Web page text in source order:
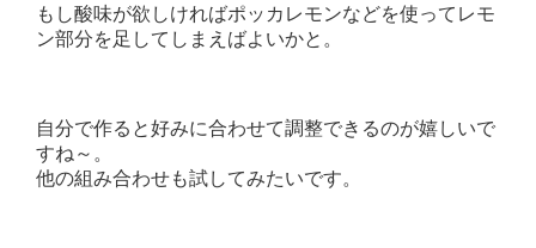
もし酸味が欲しければポッカレモンなどを使ってレモ
ン部分を足してしまえばよいかと。
自分で作ると好みに合わせて調整できるのが嬉しいで
すね～。
他の組み合わせも試してみたいです。